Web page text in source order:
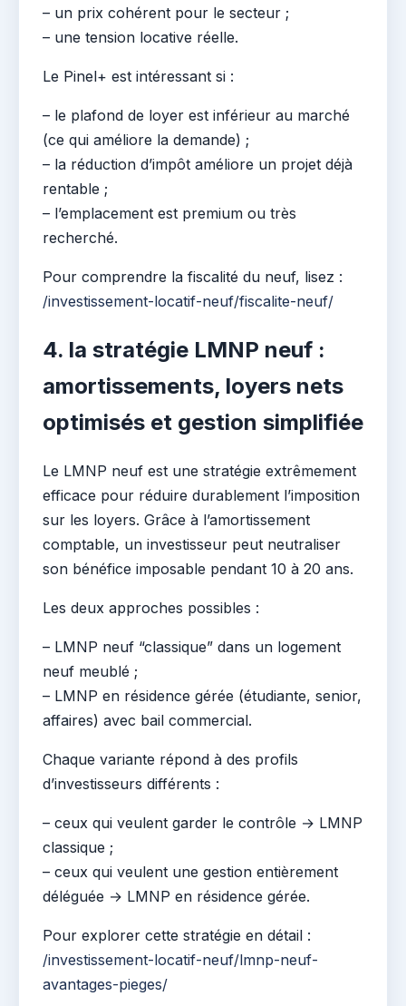
– un prix cohérent pour le secteur ;
– une tension locative réelle.
Le Pinel+ est intéressant si :
– le plafond de loyer est inférieur au marché
(ce qui améliore la demande) ;
– la réduction d’impôt améliore un projet déjà
rentable ;
– l’emplacement est premium ou très
recherché.
Pour comprendre la fiscalité du neuf, lisez :
/investissement-locatif-neuf/fiscalite-neuf/
4. la stratégie LMNP neuf :
amortissements, loyers nets
optimisés et gestion simplifiée
Le LMNP neuf est une stratégie extrêmement
efficace pour réduire durablement l’imposition
sur les loyers. Grâce à l’amortissement
comptable, un investisseur peut neutraliser
son bénéfice imposable pendant 10 à 20 ans.
Les deux approches possibles :
– LMNP neuf “classique” dans un logement
neuf meublé ;
– LMNP en résidence gérée (étudiante, senior,
affaires) avec bail commercial.
Chaque variante répond à des profils
d’investisseurs différents :
– ceux qui veulent garder le contrôle → LMNP
classique ;
– ceux qui veulent une gestion entièrement
déléguée → LMNP en résidence gérée.
Pour explorer cette stratégie en détail :
/investissement-locatif-neuf/lmnp-neuf-
avantages-pieges/